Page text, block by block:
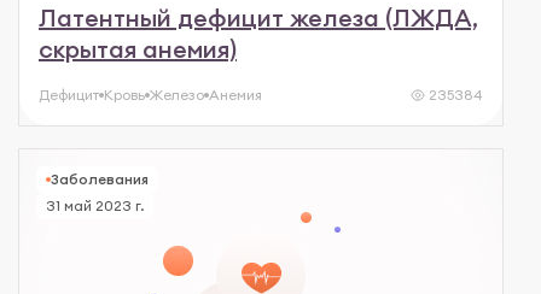
Латентный дефицит железа (ЛЖДА,
скрытая анемия)
Дефицит Кровь Железо Анемия 235384
Заболевания
31 май 2023 г.